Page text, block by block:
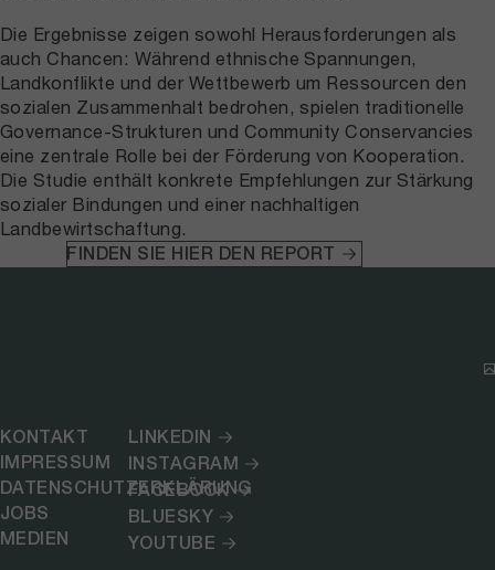
Die Ergebnisse zeigen sowohl Herausforderungen als
auch Chancen: Während ethnische Spannungen,
Landkonflikte und der Wettbewerb um Ressourcen den
sozialen Zusammenhalt bedrohen, spielen traditionelle
Governance-Strukturen und Community Conservancies
eine zentrale Rolle bei der Förderung von Kooperation.
Die Studie enthält konkrete Empfehlungen zur Stärkung
sozialer Bindungen und einer nachhaltigen
Landbewirtschaftung.
FINDEN SIE HIER DEN REPORT
KONTAKT
IMPRESSUM
DATENSCHUTZERKLÄRUNG
JOBS
MEDIEN
LINKEDIN
INSTAGRAM
FACEBOOK
BLUESKY
YOUTUBE